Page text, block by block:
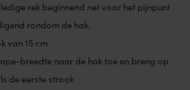
rek beginnend net voor het pijnpunt
rondom de hak.
van 15 cm
breedte naar de hak toe en breng op
de eerste strook